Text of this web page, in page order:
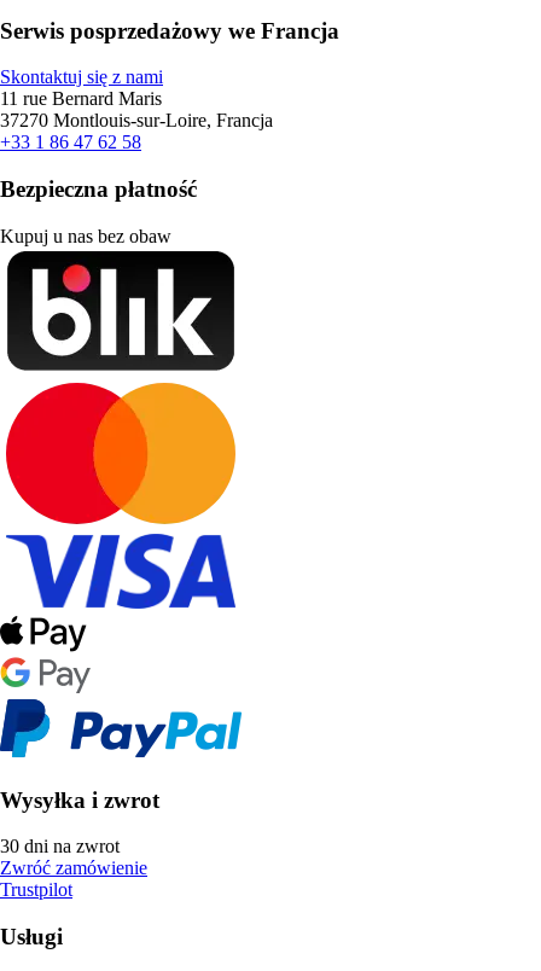
Serwis posprzedażowy we Francja
Skontaktuj się z nami
11 rue Bernard Maris
37270 Montlouis-sur-Loire, Francja
+33 1 86 47 62 58
Bezpieczna płatność
Kupuj u nas bez obaw
Wysyłka i zwrot
30 dni na zwrot
Zwróć zamówienie
Trustpilot
Usługi